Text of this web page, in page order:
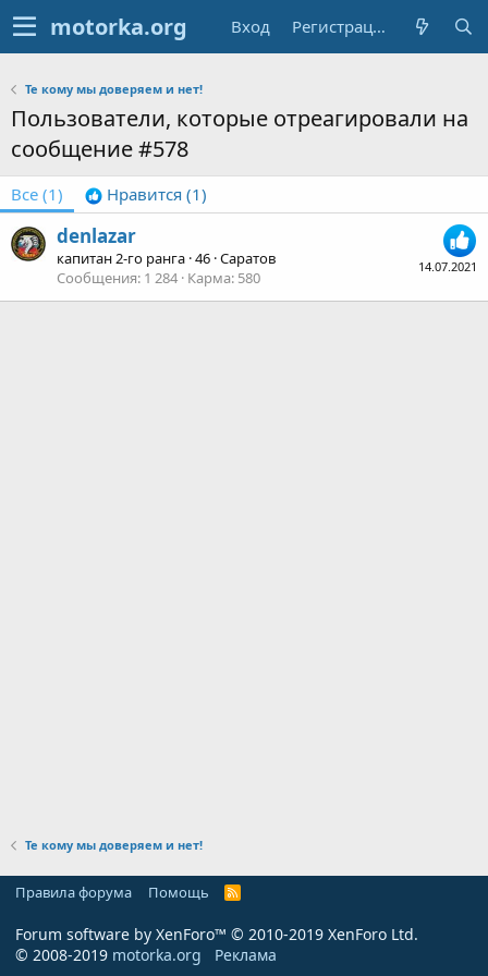
Вход Регистрация
Те кому мы доверяем и нет!
Пользователи, которые отреагировали на
сообщение #578
Все (1) Нравится (1)
14.07.2021
denlazar
капитан 2-го ранга ·46 ·Саратов
Сообщения 1 284 Карма 580
Те кому мы доверяем и нет!
Правила форума Помощь
R
Forum software by XenForo™ © 2010-2019 XenForo Ltd.
© 2008-2019 motorka.org Реклама